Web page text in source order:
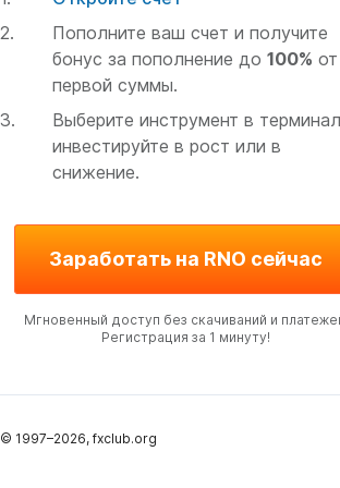
Пополните ваш счет и получите
бонус за пополнение до 100% от
первой суммы.
Выберите инструмент в
инвестируйте в рост или в
снижение.
Заработать на RNO сейчас
Мгновенный доступ без скачиваний и
Регистрация за 1 минуту!
© 1997–2026, fxclub.org